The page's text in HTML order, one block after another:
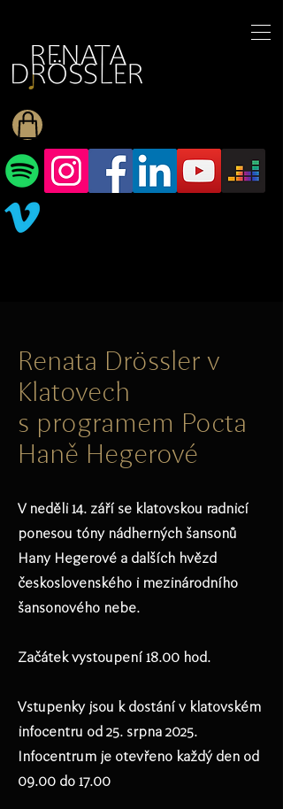
Renata Drössler v
Klatovech
s programem Pocta
Haně Hegerové
V neděli 14. září se klatovskou radnicí
ponesou tóny nádherných šansonů
Hany Hegerové a dalších hvězd
československého i mezinárodního
šansonového nebe.
Začátek vystoupení 18.00 hod.
Vstupenky jsou k dostání v klatovském
infocentru od 25. srpna 2025.
Infocentrum je otevřeno každý den od
09.00 do 17.00